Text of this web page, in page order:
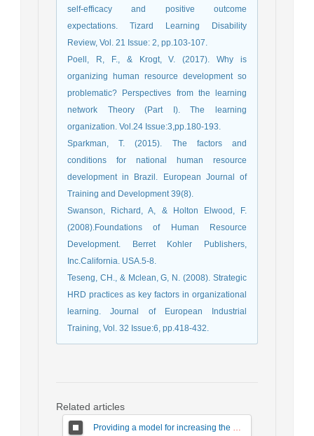
self-efficacy and positive outcome
expectations. Tizard Learning Disability
Review, Vol. 21 Issue: 2, pp.103-107.
Poell, R, F., & Krogt, V. (2017). Why is
organizing human resource development so
problematic? Perspectives from the learning
network Theory (Part I). The learning
organization. Vol.24 Issue:3,pp.180-193.
Sparkman, T. (2015). The factors and
conditions for national human resource
development in Brazil. European Journal of
Training and Development 39(8).
Swanson, Richard, A, & Holton Elwood, F.
(2008).Foundations of Human Resource
Development. Berret Kohler Publishers,
Inc.California. USA.5-8.
Teseng, CH., & Mclean, G, N. (2008). Strategic
HRD practices as key factors in organizational
learning. Journal of European Industrial
Training, Vol. 32 Issue:6, pp.418-432.
Related articles
Providing a model for increasing the participation of the non-governmental sector in the development of higher education with an emphasis on demand-oriented fields